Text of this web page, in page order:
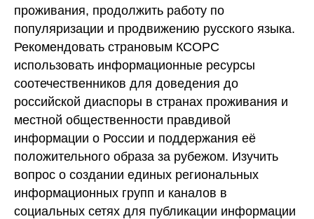
проживания, продолжить работу по
популяризации и продвижению русского языка.
Рекомендовать страновым КСОРС
использовать информационные ресурсы
соотечественников для доведения до
российской диаспоры в странах проживания и
местной общественности правдивой
информации о России и поддержания её
положительного образа за рубежом. Изучить
вопрос о создании единых региональных
информационных групп и каналов в
социальных сетях для публикации информации